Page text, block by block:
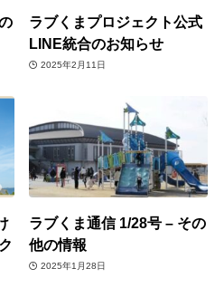
ラブくまプロジェクト公式
LINE統合のお知らせ
2025年2月11日
ラブくま通信 1/28号 – その
他の情報
2025年1月28日